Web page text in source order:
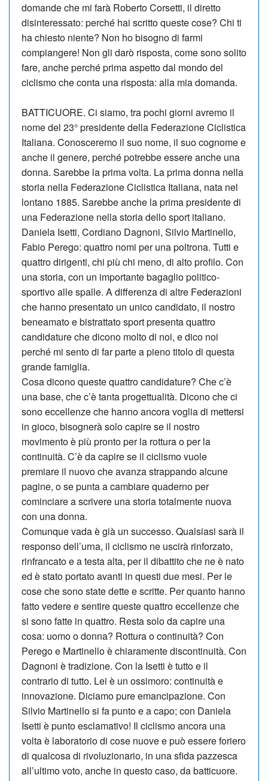
domande che mi farà Roberto Corsetti, il diretto
disinteressato: perché hai scritto queste cose? Chi ti
ha chiesto niente? Non ho bisogno di farmi
compiangere! Non gli darò risposta, come sono solito
fare, anche perché prima aspetto dal mondo del
ciclismo che conta una risposta: alla mia domanda.
BATTICUORE. Ci siamo, tra pochi giorni avremo il
nome del 23° presidente della Federazione Ciclistica
Italiana. Conosceremo il suo nome, il suo cognome e
anche il genere, perché potrebbe essere anche una
donna. Sarebbe la prima volta. La prima donna nella
storia nella Federazione Ciclistica Italiana, nata nel
lontano 1885. Sarebbe anche la prima presidente di
una Federazione nella storia dello sport italiano.
Daniela Isetti, Cordiano Dagnoni, Silvio Martinello,
Fabio Perego: quattro nomi per una poltrona. Tutti e
quattro dirigenti, chi più chi meno, di alto profilo. Con
una storia, con un importante bagaglio politico-
sportivo alle spalle. A differenza di altre Federazioni
che hanno presentato un unico candidato, il nostro
beneamato e bistrattato sport presenta quattro
candidature che dicono molto di noi, e dico noi
perché mi sento di far parte a pieno titolo di questa
grande famiglia.
Cosa dicono queste quattro candidature? Che c’è
una base, che c’è tanta progettualità. Dicono che ci
sono eccellenze che hanno ancora voglia di mettersi
in gioco, bisognerà solo capire se il nostro
movimento è più pronto per la rottura o per la
continuità. C’è da capire se il ciclismo vuole
premiare il nuovo che avanza strappando alcune
pagine, o se punta a cambiare quaderno per
cominciare a scrivere una storia totalmente nuova
con una donna.
Comunque vada è già un successo. Qualsiasi sarà il
responso dell’urna, il ciclismo ne uscirà rinforzato,
rinfrancato e a testa alta, per il dibattito che ne è nato
ed è stato portato avanti in questi due mesi. Per le
cose che sono state dette e scritte. Per quanto hanno
fatto vedere e sentire queste quattro eccellenze che
si sono fatte in quattro. Resta solo da capire una
cosa: uomo o donna? Rottura o continuità? Con
Perego e Martinello è chiaramente discontinuità. Con
Dagnoni è tradizione. Con la Isetti è tutto e il
contrario di tutto. Lei è un ossimoro: continuità e
innovazione. Diciamo pure emancipazione. Con
Silvio Martinello si fa punto e a capo; con Daniela
Isetti è punto esclamativo! Il ciclismo ancora una
volta è laboratorio di cose nuove e può essere foriero
di qualcosa di rivoluzionario, in una sfida pazzesca
all’ultimo voto, anche in questo caso, da batticuore.